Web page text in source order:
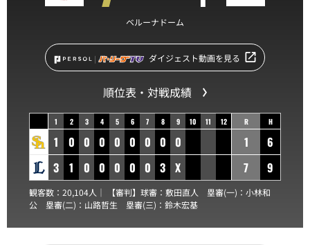
ベルーナドーム
ダイジェスト動画を見る
順位表・対戦成績
1 2 3 4 5 6 7 8 9 10 11 12
1 0 0 0 0 0 0 0 0
3
1 0 0 0 0 0 3 X
R H
1
6
7
9
観客数：20,104人｜ 【審判】球審： 敷田直人 塁審(一)： 小林和
公 塁審(二)： 山路哲生 塁審(三)： 鈴木宏基